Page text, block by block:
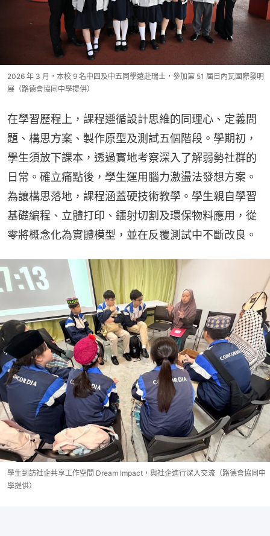
2026 年 3 月，本校 9 名中四及中五同學遠赴瑞士，參加第 51 屆日內瓦國際發明
展（路德會協同中學提供）
在學習歷程上，課程遵循設計思維的同理心、定義問
題、構思方案、製作原型及測試五個階段。學期初，
學生須放下課本，透過實地考察深入了解弱勢社群的
日常。確立痛點後，學生運用腦力激盪法發想方案。
為讓構思落地，課程涵蓋硬技術教學。學生親自學習
基礎編程、立體打印、鐳射切割及環保物料應用，從
零將概念化為實體模型，並在反覆測試中不斷改良。
學生到訪社企共享工作空間 Dream Impact，與社企進行深入交流（路德會協同中
學提供）